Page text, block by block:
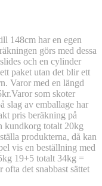
148cm har en egen
görs med dessa
och en cylinder
paket utan det blir ett
Varor med en längd
som skoter
slag av emballage har
pris beräkning på
kundkorg totalt 20kg
produkterna, då kan
vis en beställning med
19+5 totalt 34kg =
det snabbast sättet